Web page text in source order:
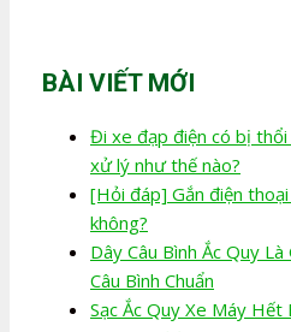
BÀI VIẾT MỚI
Đi xe đạp điện có bị
xử lý như thế nào?
[Hỏi đáp] Gắn điện
không?
Dây Câu Bình Ắc Quy
Câu Bình Chuẩn
Sạc Ắc Quy Xe Máy Hết